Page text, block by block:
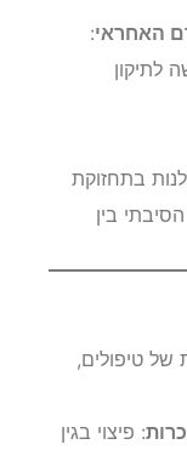
האחראי
בתחזוקת
בין